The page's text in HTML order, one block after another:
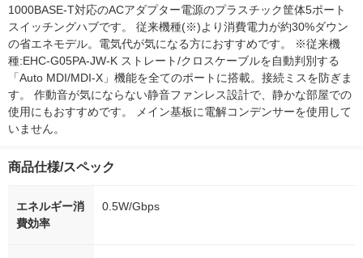
1000BASE-T対応のACアダプター電源のプラスチック筐体5ポート
スイッチングハブです。 従来機種(※)より消費電力が約30%ダウン
の省エネモデル。電気代が気になる方におすすめです。 ※従来機
種:EHC-G05PA-JW-K ストレート/クロスケーブルを自動判別する
「Auto MDI/MDI-X」機能を全てのポートに搭載。接続ミスを防ぎま
す。 作動音が気にならない静音ファンレス設計で、静かな部屋での
使用にもおすすめです。 メイン基板に電解コンデンサーを使用して
いません。
商品仕様/スペック
エネルギー消
費効率
0.5W/Gbps